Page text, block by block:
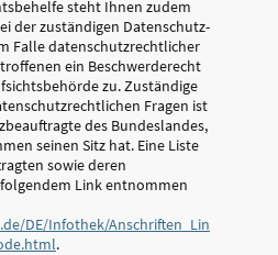
steht Ihnen zudem
der zuständigen Datenschutz-
Falle datenschutzrechtlicher
ein Beschwerderecht
zu. Zuständige
Fragen ist
des Bundeslandes,
seinen Sitz hat. Eine Liste
sowie deren
Link entnommen
­DE/­Infothek/­Anschriften_Lin
.